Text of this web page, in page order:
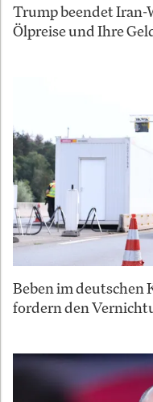
Trump beendet
Ölpreise und Ihre
Beben im deutschen
fordern den